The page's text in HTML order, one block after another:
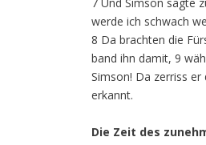
werde ich schwach
8 Da brachten die
band ihn damit, 9
Simson! Da zerriss
erkannt.
Die Zeit des